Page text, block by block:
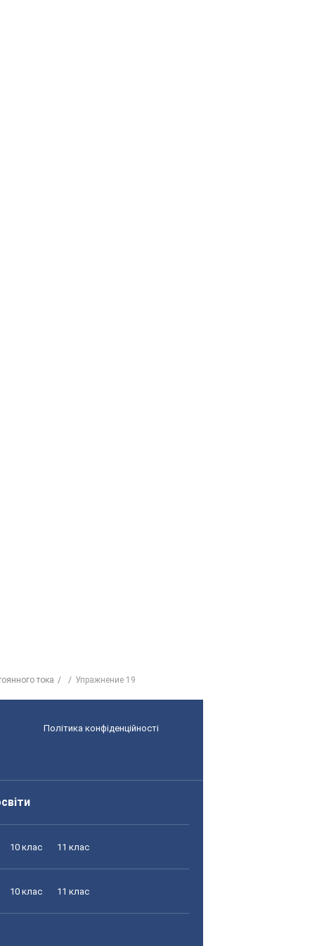
тока Упражнение 19
Політика конфіденційності
10 клас 11 клас
10 клас 11 клас